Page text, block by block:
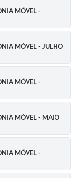
MÓVEL -
MÓVEL - JULHO
MÓVEL -
MÓVEL - MAIO
MÓVEL -